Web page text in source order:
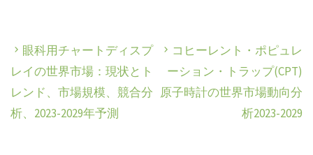
眼科用チャートディスプ
レイの世界市場：現状とト
レンド、市場規模、競合分
析、2023-2029年予測
コヒーレント・ポピュレ
ーション・トラップ(CPT)
原子時計の世界市場動向分
析2023-2029